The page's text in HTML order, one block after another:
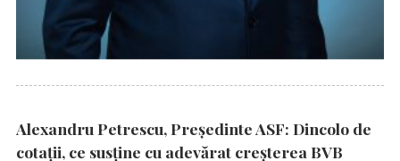
Alexandru Petrescu, Președinte ASF: Dincolo de
cotații, ce susține cu adevărat creșterea BVB